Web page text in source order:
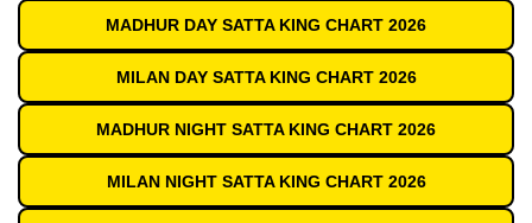
MADHUR DAY SATTA KING CHART 2026
MILAN DAY SATTA KING CHART 2026
MADHUR NIGHT SATTA KING CHART 2026
MILAN NIGHT SATTA KING CHART 2026